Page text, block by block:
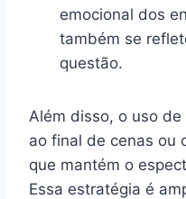
emocional dos
também se
questão.
Além disso, o uso
ao final de cenas ou
que mantém o
Essa estratégia é